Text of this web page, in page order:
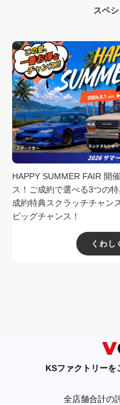
スペ
HAPPY SUMMER FAIR 開
ス！ご成約で選べる3つの
成約特典スクラッチチャン
ビッグチャンス！
くわし
KSファクトリーを
全店舗合計の